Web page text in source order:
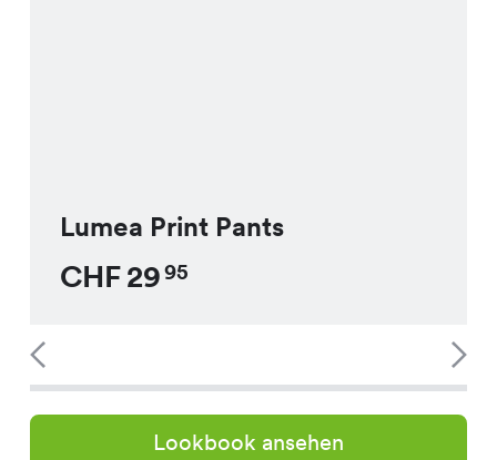
Lumea Print Pants
CHF2995
Lookbook ansehen